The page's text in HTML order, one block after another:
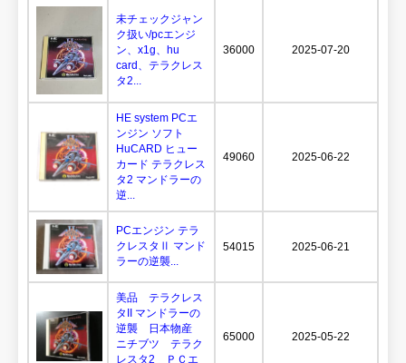
未チェックジャン
ク扱い/pcエンジ
ン、x1g、hu
card、テラクレス
タ2...
36000 2025-07-20
HE system PCエ
ンジン ソフト
HuCARD ヒュー
カード テラクレス
タ2 マンドラーの
逆...
49060 2025-06-22
PCエンジン テラ
クレスタⅡ マンド
ラーの逆襲...
54015 2025-06-21
美品 テラクレス
タII マンドラーの
逆襲 日本物産
ニチブツ テラク
レスタ2 ＰＣエ
65000 2025-05-22